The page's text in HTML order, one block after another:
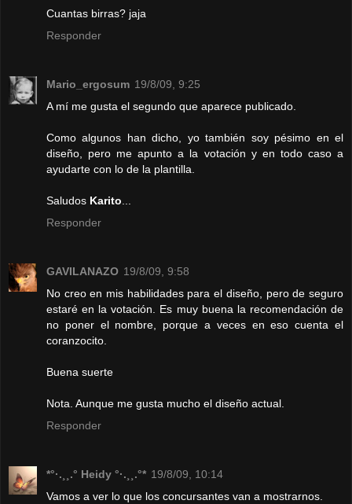
Cuantas birras? jaja
Responder
Mario_ergosum 19/8/09, 9:25
A mí me gusta el segundo que aparece publicado.
Como algunos han dicho, yo también soy pésimo en el
diseño, pero me apunto a la votación y en todo caso a
ayudarte con lo de la plantilla.
Saludos Karito...
Responder
GAVILANAZO 19/8/09, 9:58
No creo en mis habilidades para el diseño, pero de seguro
estaré en la votación. Es muy buena la recomendación de
no poner el nombre, porque a veces en eso cuenta el
coranzocito.
Buena suerte
Nota. Aunque me gusta mucho el diseño actual.
Responder
*°·.¸¸.° Heidy °·.¸¸.°* 19/8/09, 10:14
Vamos a ver lo que los concursantes van a mostrarnos.